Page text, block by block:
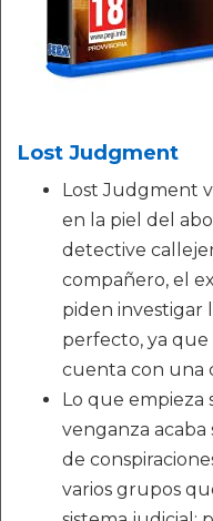
Lost Judgment
Lost Judgment
en la piel del
detective
compañero, el
piden investigar
perfecto, ya que
cuenta con una
Lo que empieza
venganza acaba
de
varios grupos